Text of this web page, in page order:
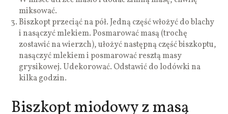
miksować.
Biszkopt przeciąć na pół. Jedną część włożyć do blachy
i nasączyć mlekiem. Posmarować masą (trochę
zostawić na wierzch), ułożyć następną część biszkoptu,
nasączyć mlekiem i posmarować resztą masy
grysikowej. Udekorować. Odstawić do lodówki na
kilka godzin.
Biszkopt miodowy z masą